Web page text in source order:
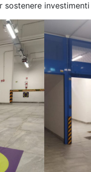
sostenere